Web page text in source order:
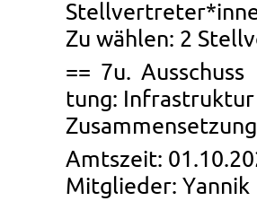
Zu wäh­len: 2
== 7u.
tung: In­fra­struk­tur
Amts­zeit:
Mit­glie­der: Yan­nik